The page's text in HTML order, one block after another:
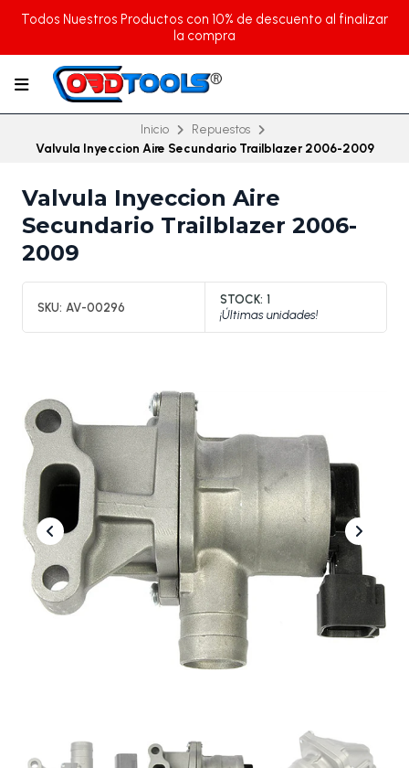
Todos Nuestros Productos con 10% de descuento al finalizar
la compra
Inicio
Repuestos
Valvula Inyeccion Aire Secundario Trailblazer 2006-2009
Valvula Inyeccion Aire
Secundario Trailblazer 2006-
2009
SKU: AV-00296
STOCK: 1
¡Últimas unidades!